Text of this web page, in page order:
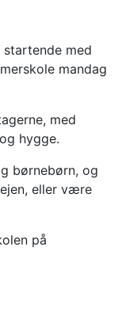
med
mandag
med
hygge.
børnebørn, og
eller være
på